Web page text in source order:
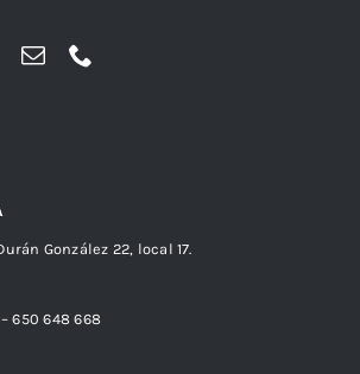
González 22, local 17.
650 648 668